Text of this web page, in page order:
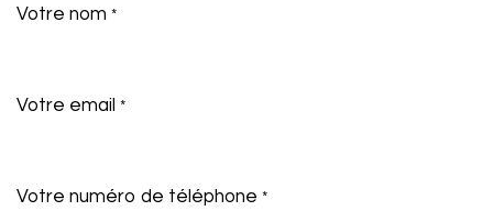
Votre nom *
Votre email *
Votre numéro de téléphone *